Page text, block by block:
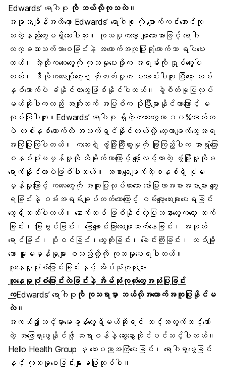
Edwards’ ရောဂါစု ကို ဘယ်လိုကုသလဲ။
အခုအချိန်အထိတော့ Edwards’ ရောဂါစု ကို ပျောက်ကင်းအောင်ကု
သတဲ့နည်းတွေမရှိသေးပါဘူး။ ကုသမှုကတော့ များသောအားဖြင့် ရောဂါ
လက္ခဏာသက်သာစေခြင်းနဲ့ အထောက်အကူပြုရုံလောက်သာ ရပါသေး
တယ်။ အဲ့လိုကလေးတွေကို ကုသမှုပေးဖို့က အရမ်းကို ရှုပ်ထွေးပါ
တယ်။ ဒီလိုကလေးမျိုးတွေရဲ့ တိုးတက်မှုက မကောင်းပါဘူး ပြီးတော့ တစ်
နှစ်လောက်ပဲ ခံနိုင်တာတွေဖြစ်နိုင်ပါတယ်။ ခွဲစိတ်မှုပြုလုပ်
မယ်ဆိုပါကလည်း အကျိုးထက် အပြစ်က ပိုပြီးများနိုင်တာကြောင့် မ
လုပ်ကြပါဘူး။Edwards’ ရောဂါစု ရှိတဲ့ကလေးတွေဟာ ၁၀%လောက်က
ပဲ တစ်နှစ်လောက်ထိ အသက်ရှင်နိုင်တယ်လို့ လေ့လာချက်တွေအရ
အကြံပြုကြပါတယ်။ ကလေးရဲ့ ဖွံဖြိုးကြီးထွားမှုကို ခြုံကြည့်ပါက အာရုံကြော
စနစ်ပုံမမှန်မှုကို ထိခိုက်တာကြောင့် မျှော်လင့်ထားတဲ့ ဖွံဖြိုးမှုကိုမ
ရောက်နိုင်တာပဲဖြစ်ပါတယ်။ အစာချေဖျက်တဲ့စနစ်ရဲ့ ပုံမ
မှန်မှုကြောင့် ကလေးတွေကို အထူးပြုလုပ်ထားသော ဖော်မြူလာအစားအစာများ ကျွေး
ရခြင်းနဲ့ ဝမ်းအရမ်းချုပ်တတ်သောကြောင့် ဝမ်းပျော့ဆေးများပေးရခြင်း
တွေရှိတတ်ပါတယ်။ နောက်ထပ် ဖြစ်နိုင်တဲ့ပြသနာတွေကတော့ တက်
ခြင်း၊ ခြေခွင်ခြင်း၊ ခြေချောင်းကြားလေးများဆက်နေခြင်း၊ အဆုတ်
ရောင်ခြင်း၊ ပိုးဝင်ခြင်း၊သွေးတိုးခြင်း၊ ခေါင်းကြီးခြင်း၊ တစ်ချို့
သော မူမမှန်မှုများ စသည်တို့ကို ကုသမှုပေးရပါတယ်။
လူနေမှုပုံစံပြောင်းခြင်းနှင့် အိမ်သုံးကုထုံးများ
လူနေမှုပုံစံပြောင်းလဲခြင်းနဲ့ အိမ်သုံးကုထုံးတွေအသုံးပြုခြင်း
ကEdwards’ ရောဂါစု ကို ကုသရာမှာ ဘယ်လိုအထောက်အကူပြုနိုင်မ
လဲ။
အကယ်၍သင့်မှာမေးခွန်းတွေရှိမယ်ဆိုရင် သင့်အတွက်သင့်တော်
တဲ့ အဖြေရှာဖွေနိုင်ဖို့ ဆရာဝန်နဲ့ ဆွေးနွေးတိုင်ပင်သင့်ပါတယ်။
Hello Health Group မှ ဆေးပညာအကြံပေးခြင်း၊ ရောဂါရှာဖွေခြင်း
နှင့် ကုသမှုပေးခြင်းများမပြုလုပ်ပါ။